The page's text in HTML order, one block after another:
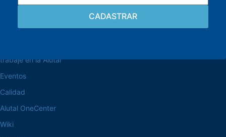
navegue por el sitio web
trabaje en la Alutal
Eventos
Calidad
Alutal OneCenter
Wiki